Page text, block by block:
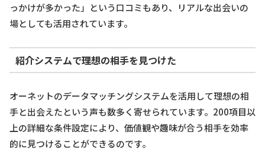
っかけが多かった」という口コミもあり、リアルな出会いの
場としても活用されています。
紹介システムで理想の相手を見つけた
オーネットのデータマッチングシステムを活用して理想の相
手と出会えたという声も数多く寄せられています。200項目以
上の詳細な条件設定により、価値観や趣味が合う相手を効率
的に見つけることができるのです。